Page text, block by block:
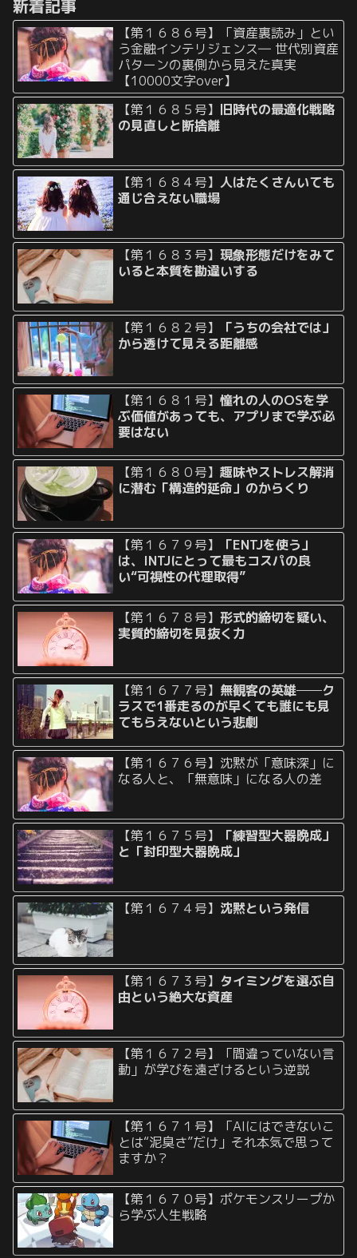
新着記事
【第１６８６号】「資産裏読み」とい
う金融インテリジェンス― 世代別資産
パターンの裏側から見えた真実
【10000文字over】
【第１６８５号】 旧時代の最適化戦略
の見直しと断捨離
【第１６８４号】人はたくさんいても
通じ合えない職場
【第１６８３号】現象形態だけをみて
いると本質を勘違いする
【第１６８２号】
「うちの会社では」
から透けて見える距離感
【第１６８１号】憧れの人のOSを学
ぶ価値があっても、アプリまで学ぶ必
要はない
【第１６８０号】趣味やストレス解消
に潜む「構造的延命」のからくり
【第１６７９号】
「ENTJを使う」
は、INTJにとって最もコスパの良
い“可視性の代理取得”
【第１６７８号】形式的締切を疑い、
実質的締切を見抜く力
【第１６７７号】 無観客の英雄──ク
ラスで1番走るのが早くても誰にも見
てもらえないという悲劇
【第１６７６号】沈黙が「意味深」に
なる人と、「無意味」になる人の差
【第１６７５号】
「練習型大器晩成」
と「封印型大器晩成」
【第１６７４号】 沈黙という発信
【第１６７３号】 タイミングを選ぶ自
由という絶大な資産
【第１６７２号】「間違っていない言
動」が学びを遠ざけるという逆説
【第１６７１号】「AIにはできないこ
とは“泥臭さ”だけ」それ本気で思って
ますか？
【第１６７０号】ポケモンスリープか
ら学ぶ人生戦略